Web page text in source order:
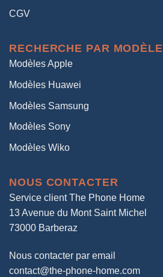
CGV
RECHERCHE PAR MODÈLE
Modèles Apple
Modèles Huawei
Modèles Samsung
Modèles Sony
Modèles Wiko
NOUS CONTACTER
Service client The Phone Home
13 Avenue du Mont Saint Michel
73000 Barberaz
Nous contacter par email
contact@the-phone-home.com